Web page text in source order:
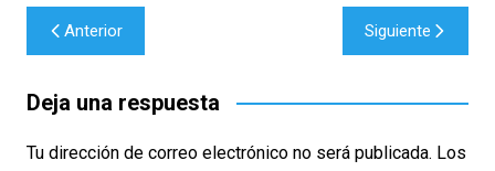
Navegación
de
entradas
Anterior Siguiente
Deja una respuesta
Tu dirección de correo electrónico no será publicada. Los